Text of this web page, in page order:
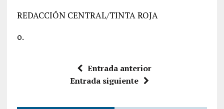
REDACCIÓN CENTRAL/TINTA ROJA
o.
Entrada anterior
Entrada siguiente